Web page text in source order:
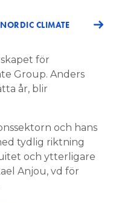
CLIMATE
för
Group. Anders
år, blir
och hans
tydlig riktning
och ytterligare
Anjou, vd för